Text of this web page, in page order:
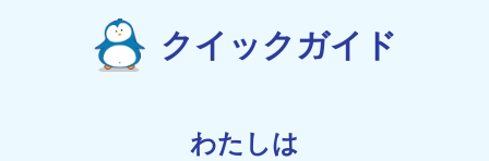
クイックガイド
わたしは